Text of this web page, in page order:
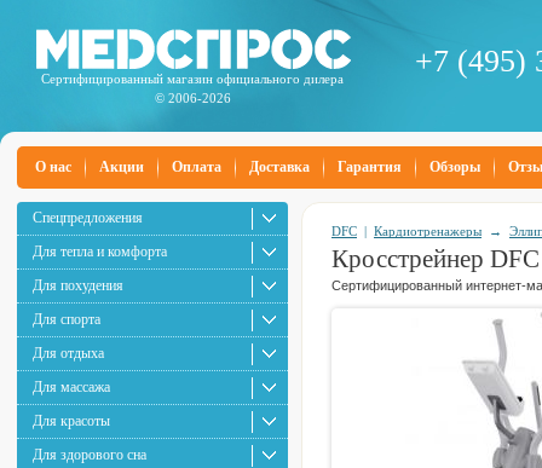
Сертифицированный магазин официального дилера
© 2006-2026
+7 (495)
О нас Акции Оплата Доставка Гарантия Обзоры
Спецпредложения
Для тепла и комфорта
Для похудения
Для спорта
Для отдыха
Для массажа
Для красоты
Для здорового сна
DFC | Кардиотренажеры →
Кросстрейнер
Сертифицированный интернет-